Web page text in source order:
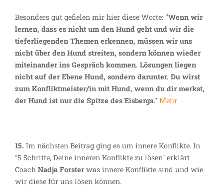
Besonders gut gefielen mir hier diese Worte: "Wenn wir
lernen, dass es nicht um den Hund geht und wir die
tieferliegenden Themen erkennen, müssen wir uns
nicht über den Hund streiten, sondern können wieder
miteinander ins Gespräch kommen. Lösungen liegen
nicht auf der Ebene Hund, sondern darunter. Du wirst
zum Konfliktmeister/in mit Hund, wenn du dir merkst,
der Hund ist nur die Spitze des Eisbergs." Mehr
15. Im nächsten Beitrag ging es um innere Konflikte. In
"5 Schritte, Deine inneren Konflikte zu lösen" erklärt
Coach Nadja Forster was innere Konflikte sind und wie
wir diese für uns lösen können.